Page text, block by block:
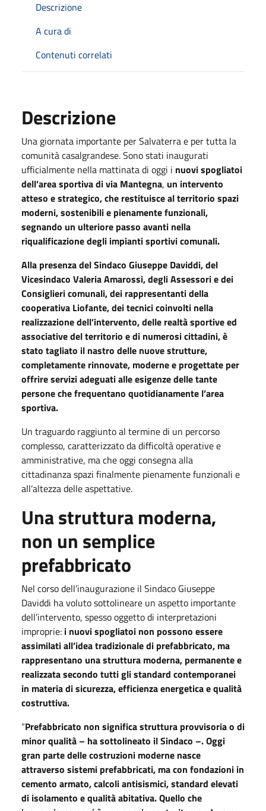
Descrizione
A cura di
Contenuti correlati
Descrizione
Una giornata importante per Salvaterra e per tutta la
comunità casalgrandese. Sono stati inaugurati
ufficialmente nella mattinata di oggi i nuovi spogliatoi
dell’area sportiva di via Mantegna, un intervento
atteso e strategico, che restituisce al territorio spazi
moderni, sostenibili e pienamente funzionali,
segnando un ulteriore passo avanti nella
riqualificazione degli impianti sportivi comunali.
Alla presenza del Sindaco Giuseppe Daviddi, del
Vicesindaco Valeria Amarossi, degli Assessori e dei
Consiglieri comunali, dei rappresentanti della
cooperativa Liofante, dei tecnici coinvolti nella
realizzazione dell’intervento, delle realtà sportive ed
associative del territorio e di numerosi cittadini, è
stato tagliato il nastro delle nuove strutture,
completamente rinnovate, moderne e progettate per
offrire servizi adeguati alle esigenze delle tante
persone che frequentano quotidianamente l’area
sportiva.
Un traguardo raggiunto al termine di un percorso
complesso, caratterizzato da difficoltà operative e
amministrative, ma che oggi consegna alla
cittadinanza spazi finalmente pienamente funzionali e
all’altezza delle aspettative.
Una struttura moderna,
non un semplice
prefabbricato
Nel corso dell’inaugurazione il Sindaco Giuseppe
Daviddi ha voluto sottolineare un aspetto importante
dell’intervento, spesso oggetto di interpretazioni
improprie: i nuovi spogliatoi non possono essere
assimilati all’idea tradizionale di prefabbricato, ma
rappresentano una struttura moderna, permanente e
realizzata secondo tutti gli standard contemporanei
in materia di sicurezza, efficienza energetica e qualità
costruttiva.
“Prefabbricato non significa struttura provvisoria o di
minor qualità – ha sottolineato il Sindaco –. Oggi
gran parte delle costruzioni moderne nasce
attraverso sistemi prefabbricati, ma con fondazioni in
cemento armato, calcoli antisismici, standard elevati
di isolamento e qualità abitativa. Quello che